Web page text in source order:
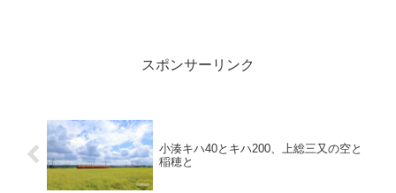
スポンサーリンク
小湊キハ40とキハ200、上総三又の空と
稲穂と